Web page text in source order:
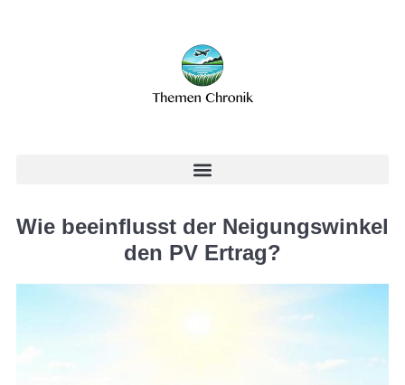
Wie beeinflusst der Neigungswinkel
den PV Ertrag?